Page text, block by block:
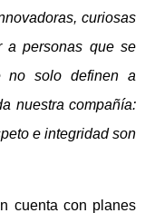
curiosas
a personas que se
no solo definen a
nuestra compañía:
e integridad son
cuenta con planes